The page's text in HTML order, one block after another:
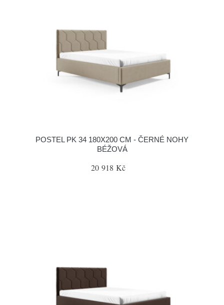
POSTEL PK 34 180X200 CM - ČERNÉ NOHY
BÉŽOVÁ
20 918 Kč